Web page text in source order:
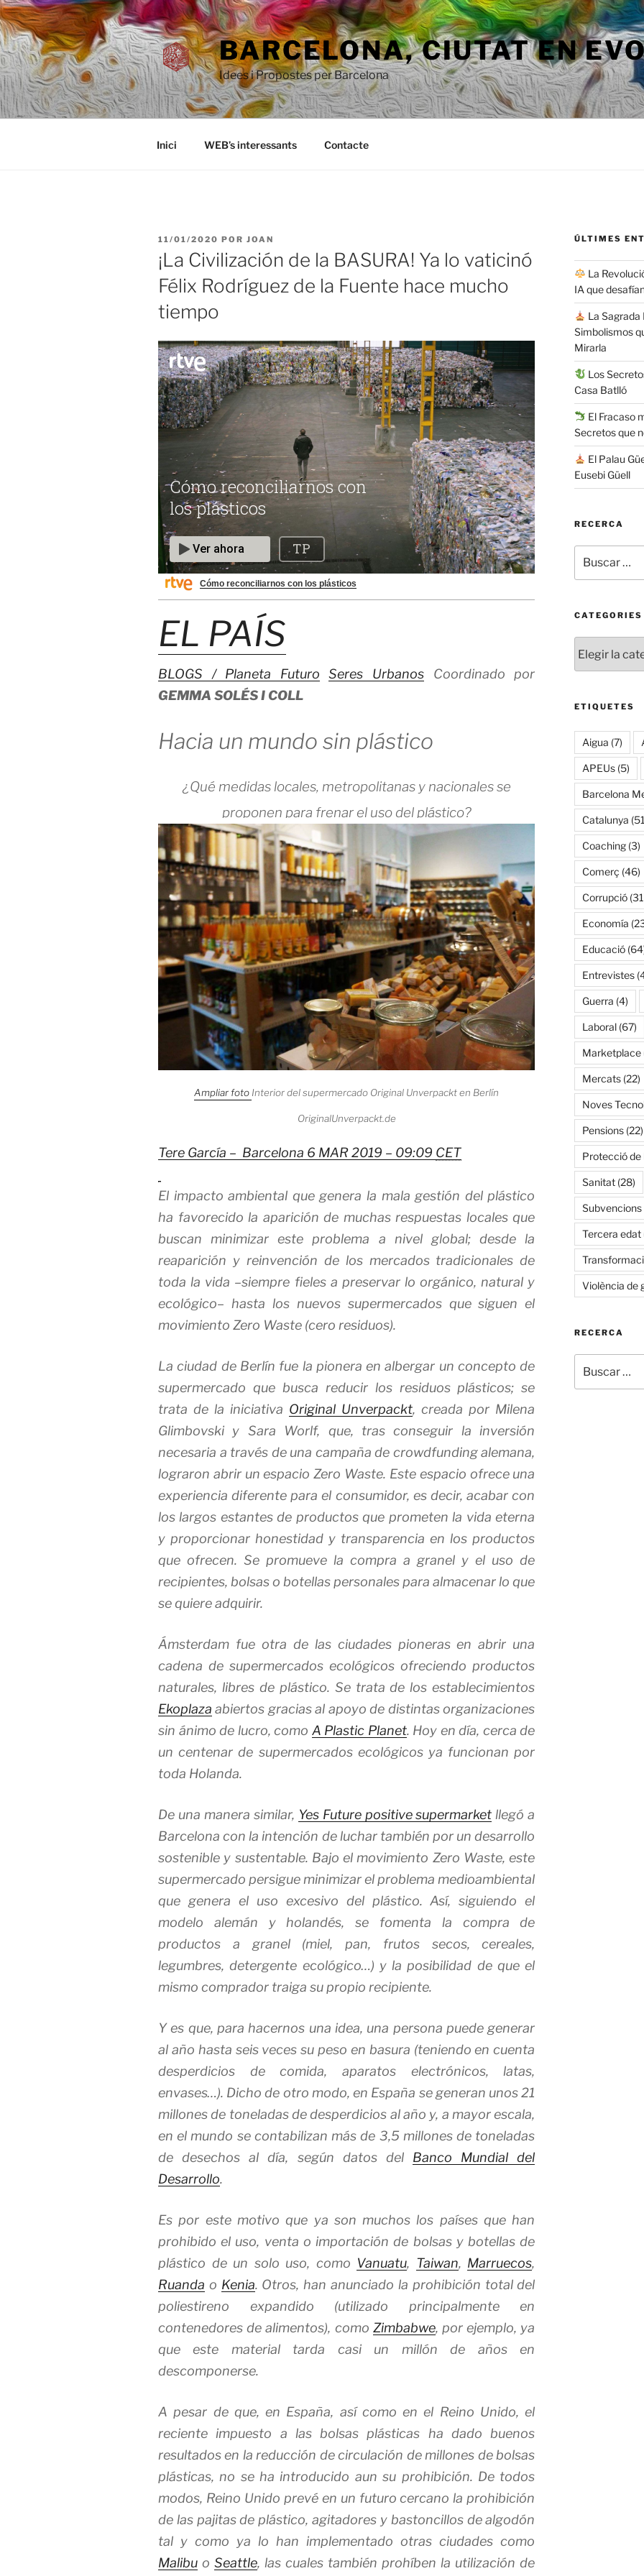
Saltar
al
contenido
BARCELONA, ​​CIUTAT EN
Idees i Propostes per Barcelona
Inici WEB’s interessants Contacte
PUBLICADO
EL
11/01/2020 POR JOAN
¡La Civilización de la BASURA! Ya lo vaticinó
Félix Rodríguez de la Fuente hace mucho
tiempo
Cómo reconciliarnos con los plásticos
EL PAÍS
BLOGS / Planeta Futuro Seres Urbanos
Coordinado por
GEMMA SOLÉS I COLL
Hacia un mundo sin plástico
¿Qué medidas locales, metropolitanas y nacionales se
proponen para frenar el uso del plástico?
Ampliar foto Interior del supermercado Original Unverpackt en Berlín
OriginalUnverpackt.de
Tere García – Barcelona 6 MAR 2019 – 09:09 CET
El impacto ambiental que genera la mala gestión del plástico
ha favorecido la aparición de muchas respuestas locales que
buscan minimizar este problema a nivel global; desde la
reaparición y reinvención de los mercados tradicionales de
toda la vida –siempre fieles a preservar lo orgánico, natural y
ecológico– hasta los nuevos supermercados que siguen el
movimiento Zero Waste (cero residuos).
La ciudad de Berlín fue la pionera en albergar un concepto de
supermercado que busca reducir los residuos plásticos; se
trata de la iniciativa Original Unverpackt, creada por Milena
Glimbovski y Sara Worlf, que, tras conseguir la inversión
necesaria a través de una campaña de crowdfunding alemana,
lograron abrir un espacioZero Waste. Este espacio ofrece una
experiencia diferente para el consumidor, es decir, acabar con
los largos estantes de productos que prometen la vida eterna
y proporcionar honestidad y transparencia en los productos
que ofrecen. Se promueve la compra a granel y el uso de
recipientes, bolsas o botellas personales para almacenar lo que
se quiere adquirir.
Ámsterdam fue otra de las ciudades pioneras en abrir una
cadena de supermercados ecológicos ofreciendo productos
naturales, libres de plástico. Se trata de los establecimientos
Ekoplaza abiertos gracias al apoyo de distintas organizaciones
sin ánimo de lucro, como A Plastic Planet. Hoy en día, cerca de
un centenar de supermercados ecológicos ya funcionan por
toda Holanda.
De una manera similar, Yes Future positive supermarket llegó a
Barcelona con la intención de luchar también por un desarrollo
sostenible y sustentable. Bajo el movimiento Zero Waste, este
supermercado persigue minimizar el problema medioambiental
que genera el uso excesivo del plástico. Así, siguiendo el
modelo alemán y holandés, se fomenta la compra de
productos a granel (miel, pan, frutos secos, cereales,
legumbres, detergente ecológico…) y la posibilidad de que el
mismo comprador traiga su propio recipiente.
Y es que, para hacernos una idea, una persona puede generar
al año hasta seis veces su peso en basura (teniendo en cuenta
desperdicios de comida, aparatos electrónicos, latas,
envases…). Dicho de otro modo, en España se generan unos 21
millones de toneladas de desperdicios al año y, a mayor escala,
en el mundo se contabilizan más de 3,5 millones de toneladas
de desechos al día, según datos del Banco Mundial del
Desarrollo.
Es por este motivo que ya son muchos los países que han
prohibido el uso, venta o importación de bolsas y botellas de
plástico de un solo uso, como Vanuatu, Taiwan, Marruecos,
Ruanda o Kenia. Otros, han anunciado la prohibición total del
poliestireno expandido (utilizado principalmente en
contenedores de alimentos), como Zimbabwe, por ejemplo, ya
que este material tarda casi un millón de años en
descomponerse.
A pesar de que, en España, así como en el Reino Unido, el
reciente impuesto a las bolsas plásticas ha dado buenos
resultados en la reducción de circulación de millones de bolsas
plásticas, no se ha introducido aun su prohibición. De todos
modos, Reino Unido prevé en un futuro cercano la prohibición
de las pajitas de plástico, agitadores y bastoncillos de algodón
tal y como ya lo han implementado otras ciudades como
Malibu oSeattle, las cuales también prohíben la utilización de
ÚLTIMES
La
IA que
La Sagrada
Simbolismos
Mirarla
Los
Casa Batlló
El Fracaso
Secretos que
El Palau
Eusebi Güell
RECERCA
por:
CATEGORIES
ETIQUETES
Aigua (7)
APEUs(5)
Barcelona
Catalunya
Coaching(3)
Comerç (46)
Corrupció
Economía
Educació
Entrevistes
Guerra (4)
Laboral(67)
Marketplace
Mercats(22)
Noves
Pensions(22)
Protecció de
Sanitat(28)
Subvencions
Tercera edat
Violència de
RECERCA
por: